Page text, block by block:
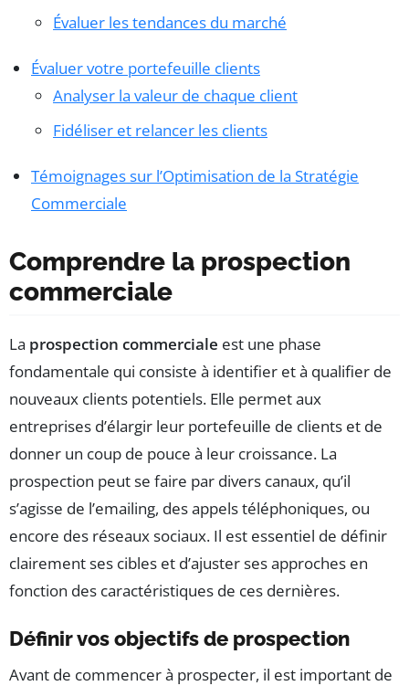
Évaluer les tendances du marché
Évaluer votre portefeuille clients
Analyser la valeur de chaque client
Fidéliser et relancer les clients
Témoignages sur l’Optimisation de la Stratégie
Commerciale
Comprendre la prospection
commerciale
La prospection commerciale est une phase
fondamentale qui consiste à identifier et à qualifier de
nouveaux clients potentiels. Elle permet aux
entreprises d’élargir leur portefeuille de clients et de
donner un coup de pouce à leur croissance. La
prospection peut se faire par divers canaux, qu’il
s’agisse de l’emailing, des appels téléphoniques, ou
encore des réseaux sociaux. Il est essentiel de définir
clairement ses cibles et d’ajuster ses approches en
fonction des caractéristiques de ces dernières.
Définir vos objectifs de prospection
Avant de commencer à prospecter, il est important de